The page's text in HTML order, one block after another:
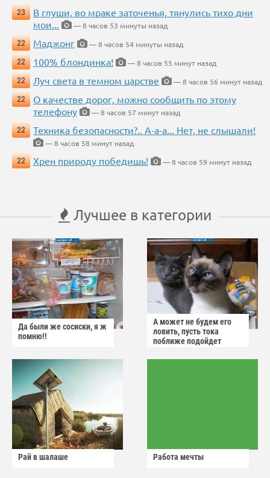
23
В глуши, во мраке заточенья, тянулись тихо дни
мои...
— 8 часов 53 минуты назад
22
Маджонг
— 8 часов 54 минуты назад
22
100% блондинка!
— 8 часов 55 минут назад
22
Луч света в темном царстве
— 8 часов 56 минут назад
22
О качестве дорог, можно сообщить по этому
телефону
— 8 часов 57 минут назад
22
Техника безопасности?.. А-а-а... Нет, не слышали!
— 8 часов 58 минут назад
22
Хрен природу победишь! — 8 часов 59 минут назад
Лучшее в категории
Да были же сосиски, я ж
помню!!
А может не будем его
ловить, пусть тока
поближе подойдет
Рай в шалаше Работа мечты